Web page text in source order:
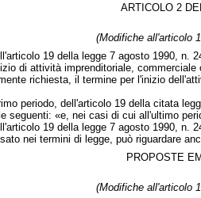
ARTICOLO 2
(Modifiche all'articolo
19 della legge 7 agosto 1990, n.
di attività imprenditoriale,
richiesta, il termine per l'inizio
periodo, dell'articolo 19 della citata
seguenti: «e, nei casi di cui all'ultimo
19 della legge 7 agosto 1990, n.
nei termini di legge, può riguardare
PROPOSTE
(Modifiche all'articolo